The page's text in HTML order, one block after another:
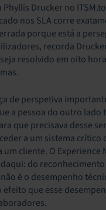
Phyllis Drucker no
nos SLA corre
porque está a
recorda
resolvido em oito
de perspetiva
a pessoa do outro lado
que precisava desse
a um sistema crítico
um cliente. O Experience
do
é o desempenho
efeito que esse